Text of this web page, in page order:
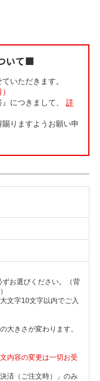
いて■
いただきます。
につきまして、 詳
りますようお願い申
お選びください。（背
文字10文字以内でご入
大きさが変わります。
内容の変更は一切お受
済（ご注文時）」のみ